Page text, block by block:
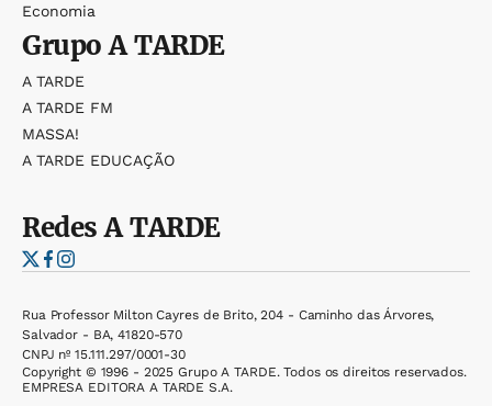
Economia
GrupoA TARDE
A TARDE
A TARDE FM
MASSA!
A TARDE EDUCAÇÃO
RedesA TARDE
Rua Professor Milton Cayres de Brito, 204 - Caminho das Árvores,
Salvador - BA, 41820-570
CNPJ nº 15.111.297/0001-30
Copyright © 1996 - 2025 Grupo A TARDE. Todos os direitos reservados.
EMPRESA EDITORA A TARDE S.A.